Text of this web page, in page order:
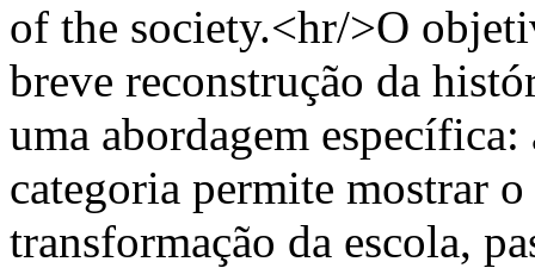
of the society.<hr/>O
breve reconstrução da
uma abordagem
categoria permite mostrar
transformação da escola,